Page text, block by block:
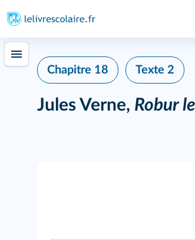
Chapitre 18 Texte 2
Jules Verne, Robur